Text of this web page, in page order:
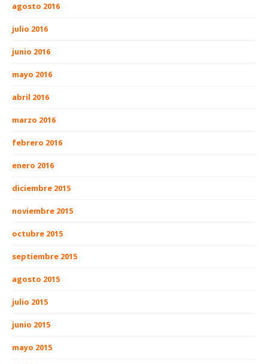
agosto 2016
julio 2016
junio 2016
mayo 2016
abril 2016
marzo 2016
febrero 2016
enero 2016
diciembre 2015
noviembre 2015
octubre 2015
septiembre 2015
agosto 2015
julio 2015
junio 2015
mayo 2015